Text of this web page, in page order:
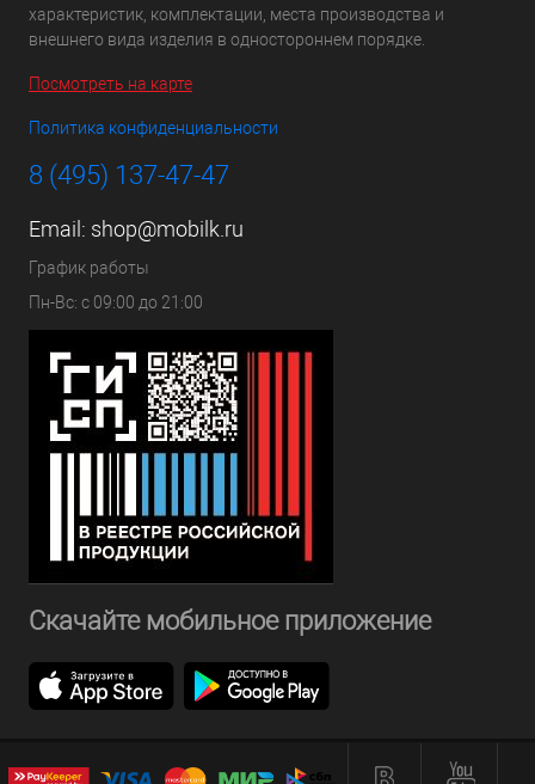
характеристик, комплектации, места производства и
внешнего вида изделия в одностороннем порядке.
Посмотреть на карте
Политика конфиденциальности
8 (495) 137-47-47
Email: shop@mobilk.ru
График работы
Пн-Вс: с 09:00 до 21:00
Скачайте мобильное приложение